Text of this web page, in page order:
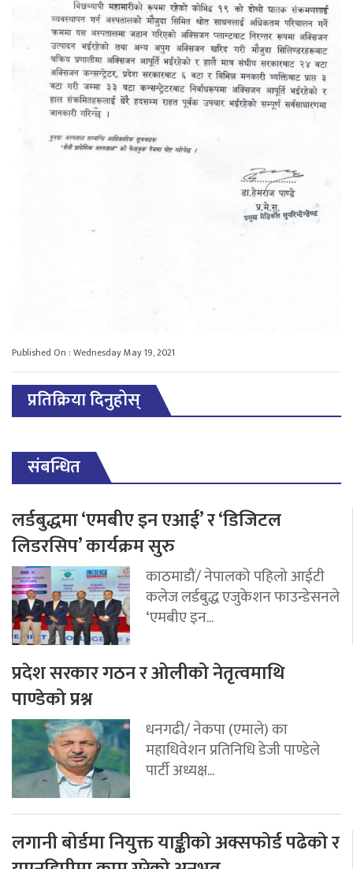
Published On : Wednesday May 19, 2021
प्रतिक्रिया दिनुहोस्
संबन्धित
लर्डबुद्धमा ‘एमबीए इन एआई’ र ‘डिजिटल
लिडरसिप’ कार्यक्रम सुरु
काठमाडौं/ नेपालको पहिलो आईटी
कलेज लर्डबुद्ध एजुकेशन फाउन्डेसनले
‘एमबीए इन...
प्रदेश सरकार गठन र ओलीको नेतृत्वमाथि
पाण्डेको प्रश्न
धनगढी/ नेकपा (एमाले) का
महाधिवेशन प्रतिनिधि डेजी पाण्डेले
पार्टी अध्यक्ष...
लगानी बोर्डमा नियुक्त याङ्कीको अक्सफोर्ड पढेको र